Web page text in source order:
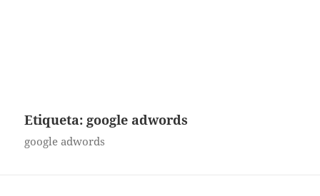
Etiqueta: google adwords
google adwords